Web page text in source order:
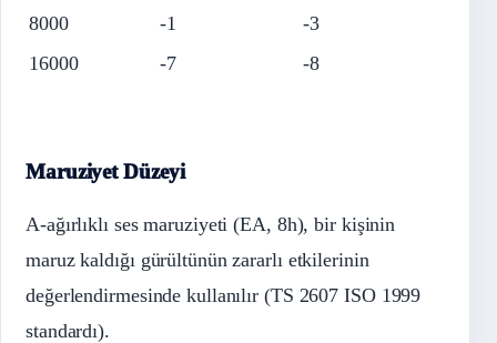
8000
-1
-3
16000
-7 -8
Maruziyet Düzeyi
A-ağırlıklı ses maruziyeti (EA, 8h), bir kişinin
maruz kaldığı gürültünün zararlı etkilerinin
değerlendirmesinde kullanılır (TS 2607 ISO 1999
standardı).